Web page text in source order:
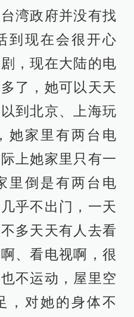
湾政府并没有找
到现在会很开心
，现在大陆的电
了，她可以天天
到北京、上海玩
她家里有两台电
上她家里只有一
里倒是有两台电
乎不出门，一天
多天天有人去看
、看电视啊，很
不运动，屋里空
，对她的身体不